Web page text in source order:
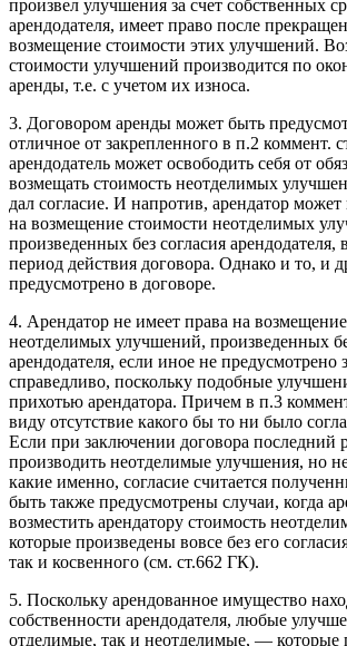
произвел улучшения за счет собственных
арендодателя, имеет право после
возмещение стоимости этих улучшений.
стоимости улучшений производится по
аренды, т.е. с учетом их износа.
3. Договором аренды может быть
отличное от закрепленного в п.2 коммент.
арендодатель может освободить себя от
возмещать стоимость неотделимых
дал согласие. И напротив, арендатор
на возмещение стоимости неотделимых
произведенных без согласия арендодателя,
период действия договора. Однако и то, и
предусмотрено в договоре.
4. Арендатор не имеет права на
неотделимых улучшений, произведенных
арендодателя, если иное не предусмотрено
справедливо, поскольку подобные
прихотью арендатора. Причем в п.3
виду отсутствие какого бы то ни было
Если при заключении договора последний
производить неотделимые улучшения, но
какие именно, согласие считается
быть также предусмотрены случаи, когда
возместить арендатору стоимость
которые произведены вовсе без его
так и косвенного (см. ст.662 ГК).
5. Поскольку арендованное имущество
собственности арендодателя, любые
отделимые, так и неотделимые, — которые